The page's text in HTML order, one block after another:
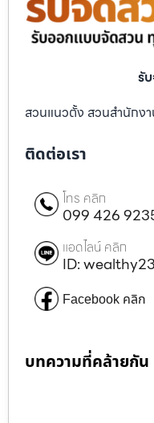
รั
สวนแนวตั้ง สวนสำนักง
ติดต่อเรา
โทร คลิก
099 426
แอดไลน์ คลิก
ID:
Facebook คลิก
บทความที่คล้ายกัน